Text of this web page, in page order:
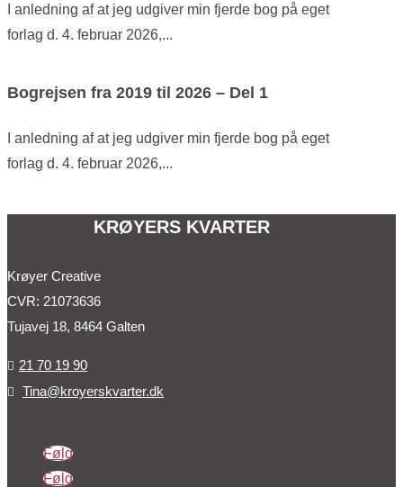
I anledning af at jeg udgiver min fjerde bog på eget
forlag d. 4. februar 2026,...
Bogrejsen fra 2019 til 2026 – Del 1
I anledning af at jeg udgiver min fjerde bog på eget
forlag d. 4. februar 2026,...
KRØYERS KVARTER
Krøyer Creative
CVR: 21073636
Tujavej 18, 8464 Galten
 21 70 19 90
 Tina@kroyerskvarter.dk
Følg
Følg